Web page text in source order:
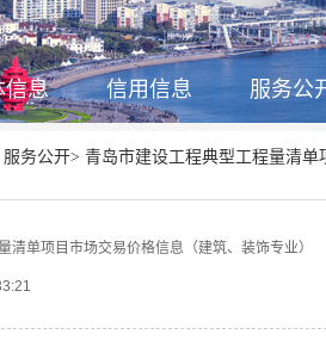
信息 信用信息 服务公
服务公开> 青岛市建设工程典型工程量清单
清单项目市场交易价格信息（建筑、装饰专业）